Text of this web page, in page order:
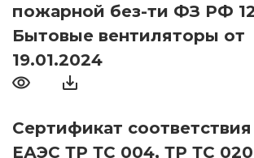
пожарной без-ти ФЗ РФ
Бытовые вентиляторы от
19.01.2024
Сертификат соответствия
ЕАЭС ТР ТС 004, ТР ТС